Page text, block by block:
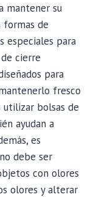
mantener su
formas de
especiales para
cierre
para
fresco
bolsas de
ayudan a
es
debe ser
con olores
olores y alterar